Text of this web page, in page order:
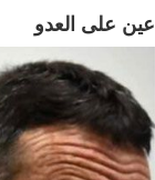
عين على العدو